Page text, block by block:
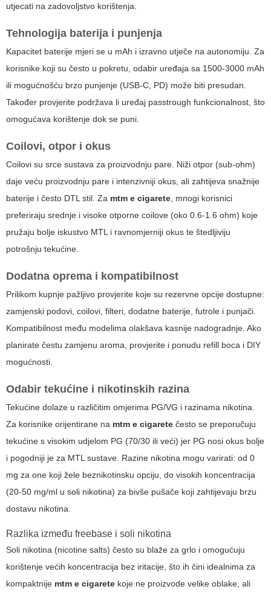
utjecati na zadovoljstvo korištenja.
Tehnologija baterija i punjenja
Kapacitet baterije mjeri se u mAh i izravno utječe na autonomiju. Za
korisnike koji su često u pokretu, odabir uređaja sa 1500-3000 mAh
ili mogućnošću brzo punjenje (USB-C, PD) može biti presudan.
Također provjerite podržava li uređaj passtrough funkcionalnost, što
omogućava korištenje dok se puni.
Coilovi, otpor i okus
Coilovi su srce sustava za proizvodnju pare. Niži otpor (sub-ohm)
daje veću proizvodnju pare i intenzivniji okus, ali zahtijeva snažnije
baterije i često DTL stil. Za mtm e cigarete , mnogi korisnici
preferiraju srednje i visoke otporne coilove (oko 0.6-1.6 ohm) koje
pružaju bolje iskustvo MTL i ravnomjerniji okus te štedljiviju
potrošnju tekućine.
Dodatna oprema i kompatibilnost
Prilikom kupnje pažljivo provjerite koje su rezervne opcije dostupne:
zamjenski podovi, coilovi, filteri, dodatne baterije, futrole i punjači.
Kompatibilnost među modelima olakšava kasnije nadogradnje. Ako
planirate čestu zamjenu aroma, provjerite i ponudu refill boca i DIY
mogućnosti.
Odabir tekućine i nikotinskih razina
Tekućine dolaze u različitim omjerima PG/VG i razinama nikotina.
Za korisnike orijentirane na mtm e cigarete često se preporučuju
tekućine s visokim udjelom PG (70/30 ili veći) jer PG nosi okus bolje
i pogodniji je za MTL sustave. Razine nikotina mogu varirati: od 0
mg za one koji žele beznikotinsku opciju, do visokih koncentracija
(20-50 mg/ml u soli nikotina) za bivše pušače koji zahtijevaju brzu
dostavu nikotina.
Razlika između freebase i soli nikotina
Soli nikotina (nicotine salts) često su blaže za grlo i omogućuju
korištenje većih koncentracija bez iritacije, što ih čini idealnima za
kompaktnije mtm e cigarete koje ne proizvode velike oblake, ali